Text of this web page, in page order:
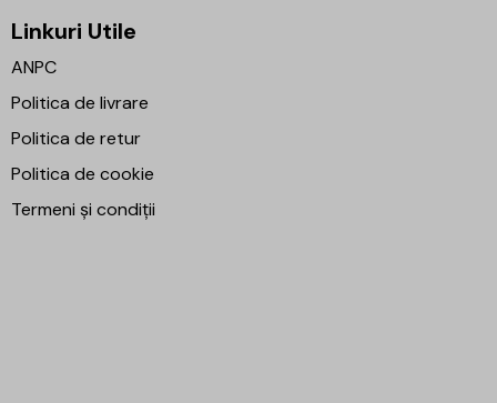
Linkuri Utile
ANPC
Politica de livrare
Politica de retur
Politica de cookie
Termeni și condiții